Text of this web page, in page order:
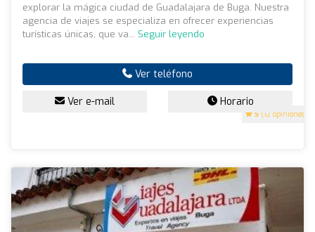
5 (12 opiniones)
explorar la mágica ciudad de Guadalajara de Buga. Nuestra
agencia de viajes se especializa en ofrecer experiencias
turísticas únicas, que va... Seguir leyendo
Ver teléfono
Ver e-mail Horario